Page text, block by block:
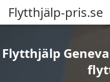
Flytthjälp-pris.se
Flytthjälp